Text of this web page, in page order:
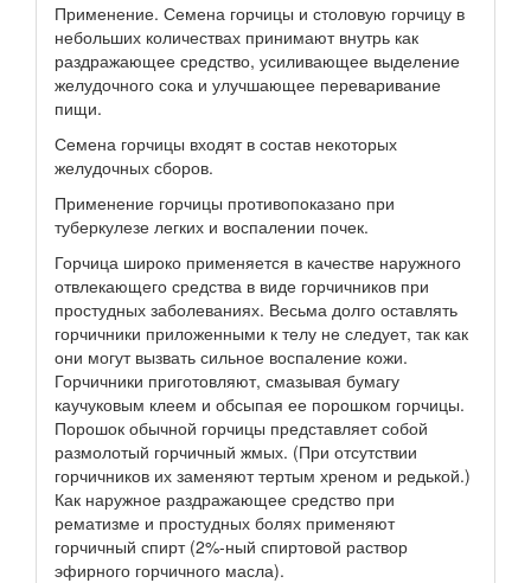
Применение. Семена горчицы и столовую горчицу в
небольших количествах принимают внутрь как
раздражающее средство, усиливающее выделение
желудочного сока и улучшающее переваривание
пищи.
Семена горчицы входят в состав некоторых
желудочных сборов.
Применение горчицы противопоказано при
туберкулезе легких и воспалении почек.
Горчица широко применяется в качестве наружного
отвлекающего средства в виде горчичников при
простудных заболеваниях. Весьма долго оставлять
горчичники приложенными к телу не следует, так как
они могут вызвать сильное воспаление кожи.
Горчичники приготовляют, смазывая бумагу
каучуковым клеем и обсыпая ее порошком горчицы.
Порошок обычной горчицы представляет собой
размолотый горчичный жмых. (При отсутствии
горчичников их заменяют тертым хреном и редькой.)
Как наружное раздражающее средство при
рематизме и простудных болях применяют
горчичный спирт (2%-ный спиртовой раствор
эфирного горчичного масла).